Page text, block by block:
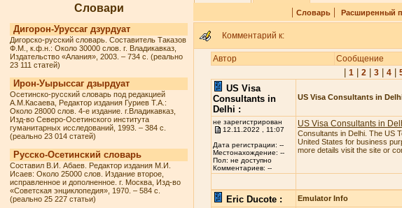
Словари
Дигорон-Уруссаг дзурдуат
Дигорско-русский словарь. Составитель Таказов
Ф.М., к.ф.н.: Около 30000 слов. г. Владикавказ,
Издательство «Алания», 2003. – 734 с. (реально
23 111 статей)
Ирон-Уырыссаг дзырдуат
Осетинско-русский словарь под редакцией
А.М.Касаева, Редактор издания Гуриев Т.А.:
Около 28000 слов. 4-е издание. г.Владикавказ,
Изд-во Северо-Осетинского института
гуманитарных исследований, 1993. – 384 с.
(реально 23 014 статей)
Русско-Осетинский словарь
Составил В.И. Абаев. Редактор издания М.И.
Исаев: Около 25000 слов. Издание второе,
исправленное и дополненное. г. Москва, Изд-во
«Советская энциклопедия», 1970. – 584 с.
(реально 25 227 статьи)
| Словарь| Расширенный
Комментарий к:
Автор Сообщение
1| 2| 3| 4|
US Visa
Consultants in
Delhi :
US Visa Consultants in
не зарегистрирован
12.11.2022 , 11:07
Дата регистрации: --
Местонахождение: --
Пол: не доступно
Комментариев: --
US Visa Consultants in
Consultants in Delhi. The US
United States for business
more details visit the site or
Eric Ducote : Emulator Info